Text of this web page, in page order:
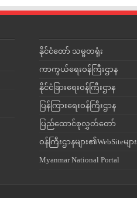
နိုင်ငံတော် သမ္မတရုံး
ကာကွယ်ရေးဝန်ကြီးဌာန
နိုင်ငံခြားရေးဝန်ကြီးဌာန
ပြန်ကြားရေးဝန်ကြီးဌာန
ပြည်ထောင်စုလွှတ်တော်
ဝန်ကြီးဌာနများ၏WebSiteများ
Myanmar National Portal